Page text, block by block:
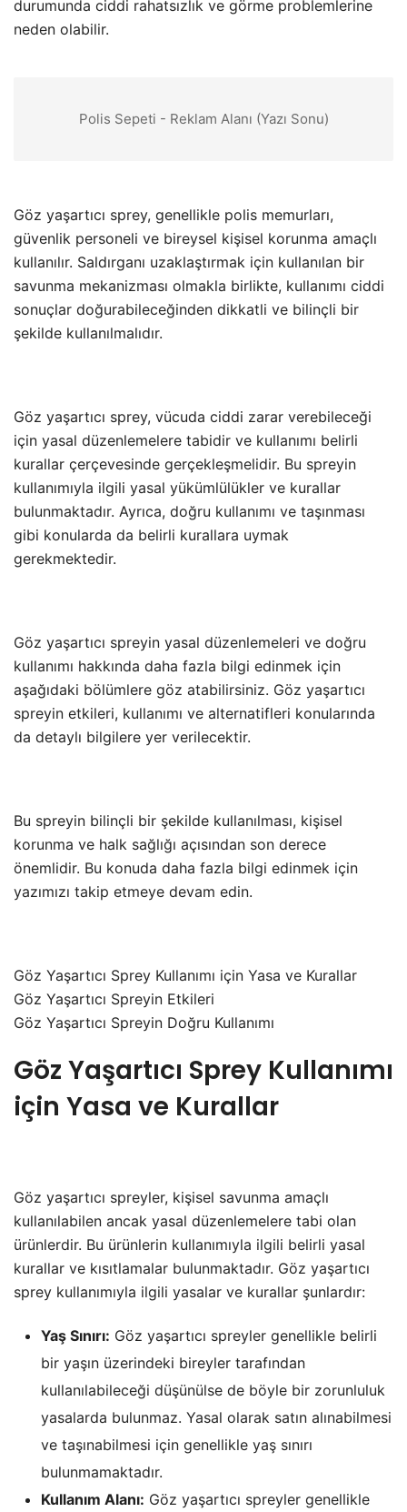
durumunda ciddi rahatsızlık ve görme problemlerine
neden olabilir.
Polis Sepeti - Reklam Alanı (Yazı Sonu)
Göz yaşartıcı sprey, genellikle polis memurları,
güvenlik personeli ve bireysel kişisel korunma amaçlı
kullanılır. Saldırganı uzaklaştırmak için kullanılan bir
savunma mekanizması olmakla birlikte, kullanımı ciddi
sonuçlar doğurabileceğinden dikkatli ve bilinçli bir
şekilde kullanılmalıdır.
Göz yaşartıcı sprey, vücuda ciddi zarar verebileceği
için yasal düzenlemelere tabidir ve kullanımı belirli
kurallar çerçevesinde gerçekleşmelidir. Bu spreyin
kullanımıyla ilgili yasal yükümlülükler ve kurallar
bulunmaktadır. Ayrıca, doğru kullanımı ve taşınması
gibi konularda da belirli kurallara uymak
gerekmektedir.
Göz yaşartıcı spreyin yasal düzenlemeleri ve doğru
kullanımı hakkında daha fazla bilgi edinmek için
aşağıdaki bölümlere göz atabilirsiniz. Göz yaşartıcı
spreyin etkileri, kullanımı ve alternatifleri konularında
da detaylı bilgilere yer verilecektir.
Bu spreyin bilinçli bir şekilde kullanılması, kişisel
korunma ve halk sağlığı açısından son derece
önemlidir. Bu konuda daha fazla bilgi edinmek için
yazımızı takip etmeye devam edin.
Göz Yaşartıcı Sprey Kullanımı için Yasa ve Kurallar
Göz Yaşartıcı Spreyin Etkileri
Göz Yaşartıcı Spreyin Doğru Kullanımı
Göz Yaşartıcı Sprey Kullanımı
için Yasa ve Kurallar
Göz yaşartıcı spreyler, kişisel savunma amaçlı
kullanılabilen ancak yasal düzenlemelere tabi olan
ürünlerdir. Bu ürünlerin kullanımıyla ilgili belirli yasal
kurallar ve kısıtlamalar bulunmaktadır. Göz yaşartıcı
sprey kullanımıyla ilgili yasalar ve kurallar şunlardır:
Yaş Sınırı: Göz yaşartıcı spreyler genellikle belirli
bir yaşın üzerindeki bireyler tarafından
kullanılabileceği düşünülse de böyle bir zorunluluk
yasalarda bulunmaz. Yasal olarak satın alınabilmesi
ve taşınabilmesi için genellikle yaş sınırı
bulunmamaktadır.
Kullanım Alanı: Göz yaşartıcı spreyler genellikle